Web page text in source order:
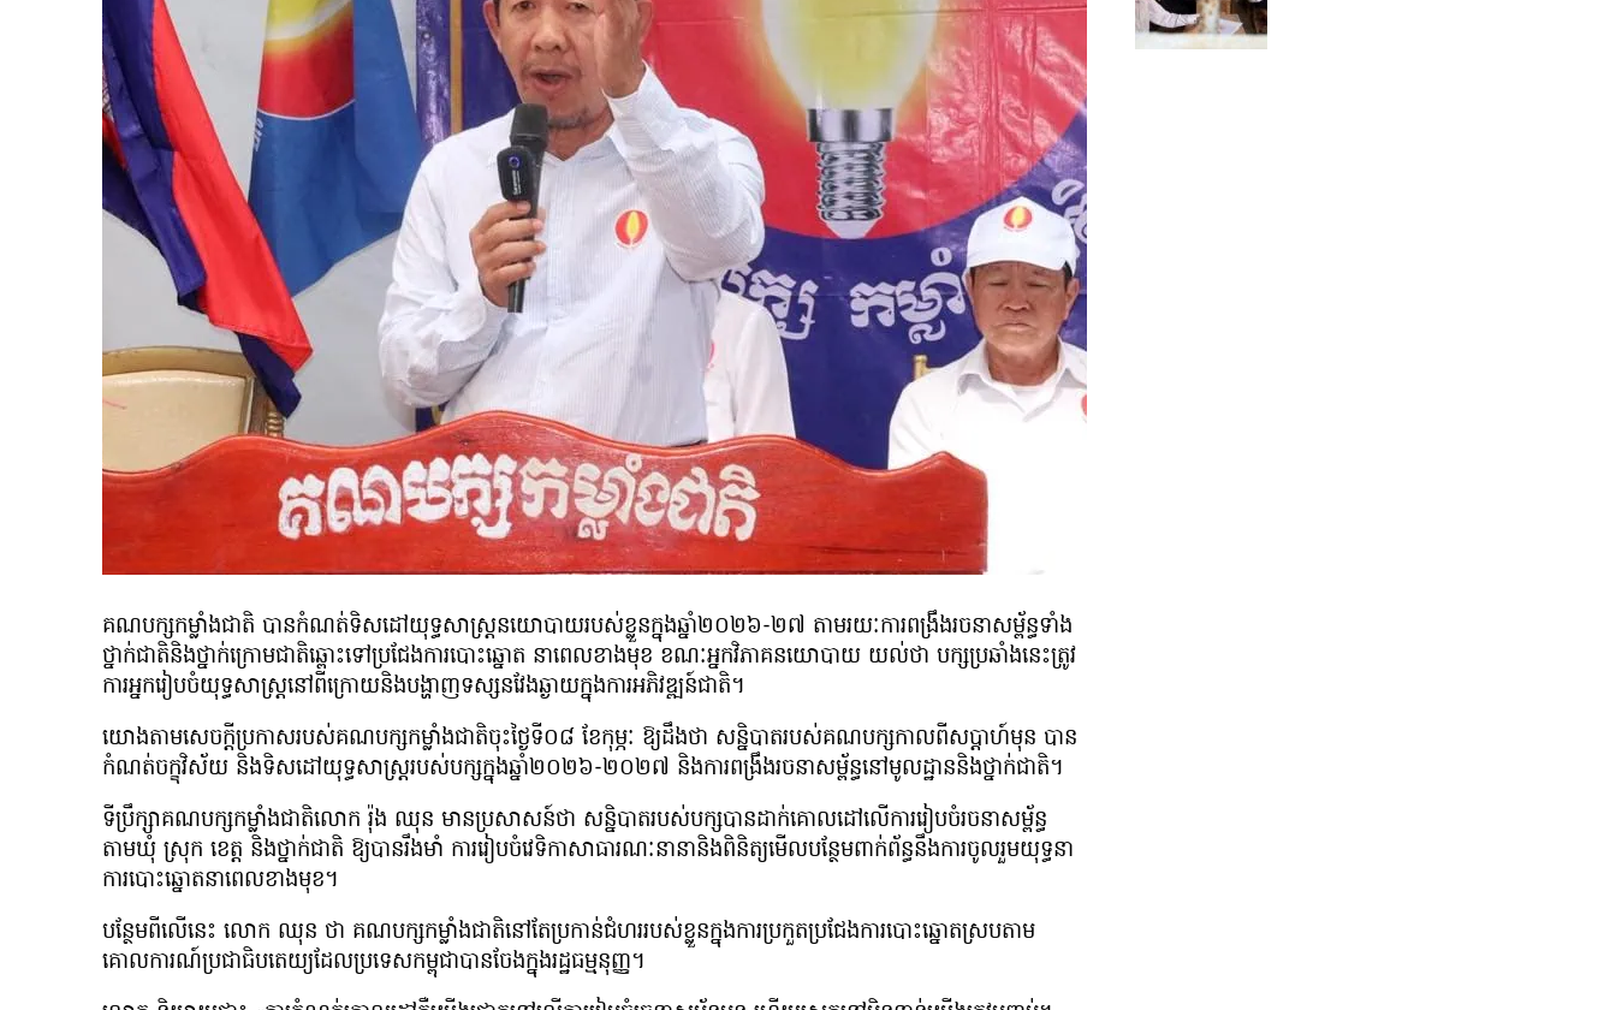
គណបក្សកម្លាំងជាតិ បានកំណត់ទិសដៅយុទ្ធសាស្រ្តនយោបាយរបស់ខ្លួនក្នុងឆ្នាំ២០២៦-២៧ តាមរយៈការពង្រឹងរចនាសម្ព័ន្ធទាំង
ថ្នាក់ជាតិនិងថ្នាក់ក្រោមជាតិឆ្ពោះទៅប្រជែងការបោះឆ្នោត នាពេលខាងមុខ ខណៈអ្នកវិភាគនយោបាយ យល់ថា បក្សប្រឆាំងនេះត្រូវ
ការអ្នករៀបចំយុទ្ធសាស្រ្តនៅពីក្រោយនិងបង្ហាញទស្សនវែងឆ្ងាយក្នុងការអភិវឌ្ឍន៍ជាតិ។
យោងតាមសេចក្ដីប្រកាសរបស់គណបក្សកម្លាំងជាតិចុះថ្ងៃទី០៨ ខែកុម្ភៈ ឱ្យដឹងថា សន្និបាតរបស់គណបក្សកាលពីសប្ដាហ៍មុន បាន
កំណត់ចក្ខុវិស័យ និងទិសដៅយុទ្ធសាស្រ្តរបស់បក្សក្នុងឆ្នាំ២០២៦-២០២៧ និងការពង្រឹងរចនាសម្ព័ន្ធនៅមូលដ្ឋាននិងថ្នាក់ជាតិ។
ទីប្រឹក្សាគណបក្សកម្លាំងជាតិលោក រ៉ុង ឈុន មានប្រសាសន៍ថា សន្និបាតរបស់បក្សបានដាក់គោលដៅលើការរៀបចំរចនាសម្ព័ន្ធ
តាមឃុំ ស្រុក ខេត្ត និងថ្នាក់ជាតិ ឱ្យបានរឹងមាំ ការរៀបចំវេទិកាសាធារណៈនានានិងពិនិត្យមើលបន្ថែមពាក់ព័ន្ធនឹងការចូលរួមយុទ្ធនា
ការបោះឆ្នោតនាពេលខាងមុខ។
បន្ថែមពីលើនេះ លោក ឈុន ថា គណបក្សកម្លាំងជាតិនៅតែប្រកាន់ជំហររបស់ខ្លួនក្នុងការប្រកួតប្រជែងការបោះឆ្នោតស្របតាម
គោលការណ៍ប្រជាធិបតេយ្យដែលប្រទេសកម្ពុជាបានចែងក្នុងរដ្ឋធម្មនុញ្ញ។